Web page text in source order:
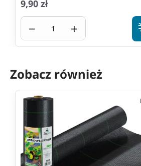
9,90 zł
− +
Zobacz również